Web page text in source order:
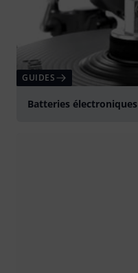
GUIDES
Batteries électroniques